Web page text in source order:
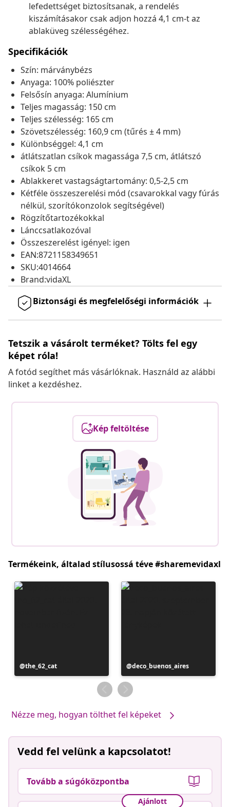
lefedettséget biztosítsanak, a rendelés
kiszámításakor csak adjon hozzá 4,1 cm-t az
ablaküveg szélességéhez.
Specifikációk
Szín: márványbézs
Anyaga: 100% poliészter
Felsősín anyaga: Alumínium
Teljes magasság: 150 cm
Teljes szélesség: 165 cm
Szövetszélesség: 160,9 cm (tűrés ± 4 mm)
Különbséggel: 4,1 cm
átlátszatlan csíkok magassága 7,5 cm, átlátszó
csíkok 5 cm
Ablakkeret vastagságtartomány: 0,5-2,5 cm
Kétféle összeszerelési mód (csavarokkal vagy fúrás
nélkül, szorítókonzolok segítségével)
Rögzítőtartozékokkal
Lánccsatlakozóval
Összeszerelést igényel: igen
EAN:8721158349651
SKU:4014664
Brand:vidaXL
Biztonsági és megfelelőségi információk
Tetszik a vásárolt terméket? Tölts fel egy
képet róla!
A fotód segíthet más vásárlóknak. Használd az alábbi
linket a kezdéshez.
Kép feltöltése
Termékeink, általad stílusossá téve #sharemevidaxl
Bejegyzés
közzétevője
the_62_cat
Bejegyzés
közzétevője
deco_buenos_aires
Nézze meg, hogyan tölthet fel képeket
Vedd fel velünk a kapcsolatot!
Tovább a súgóközpontba
Ajánlott